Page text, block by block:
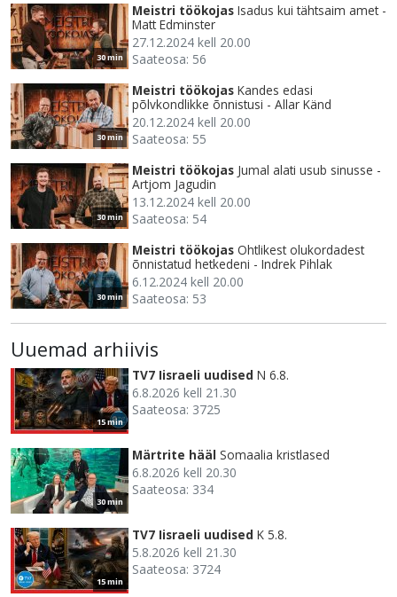
30 min
Meistri töökojas Isadus kui tähtsaim amet -
Matt Edminster
27.12.2024 kell 20.00
Saateosa: 56
30 min
Meistri töökojas Kandes edasi
põlvkondlikke õnnistusi - Allar Känd
20.12.2024 kell 20.00
Saateosa: 55
30 min
Meistri töökojas Jumal alati usub sinusse -
Artjom Jagudin
13.12.2024 kell 20.00
Saateosa: 54
30 min
Meistri töökojas Ohtlikest olukordadest
õnnistatud hetkedeni - Indrek Pihlak
6.12.2024 kell 20.00
Saateosa: 53
Uuemad arhiivis
15 min
TV7 Iisraeli uudised N 6.8.
6.8.2026 kell 21.30
Saateosa: 3725
30 min
Märtrite hääl Somaalia kristlased
6.8.2026 kell 20.30
Saateosa: 334
15 min
TV7 Iisraeli uudised K 5.8.
5.8.2026 kell 21.30
Saateosa: 3724